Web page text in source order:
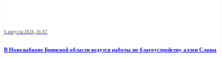
6 августа 2026, 16:07
В Новозыбкове Брянской области ведутся работы по благоустройству аллеи Славы